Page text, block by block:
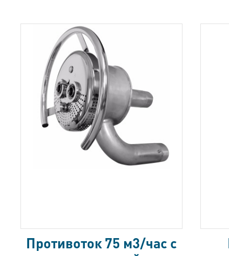
Противоток 75 м3/час с